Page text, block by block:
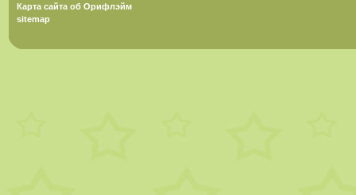
Карта сайта об Орифлэйм
sitemap